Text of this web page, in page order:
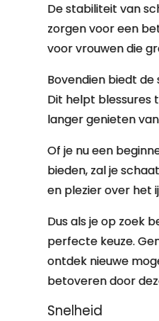
De stabiliteit van
zorgen voor een
voor vrouwen die
Bovendien biedt
Dit helpt blessures
langer genieten
Of je nu een
bieden, zal je
en plezier over het
Dus als je op zoek
perfecte keuze.
ontdek nieuwe
betoveren door
Snelheid